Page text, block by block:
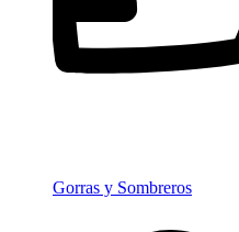
Gorras y Sombreros